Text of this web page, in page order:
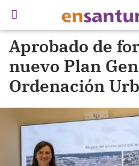
Aprobado de
nuevo Plan
Ordenación